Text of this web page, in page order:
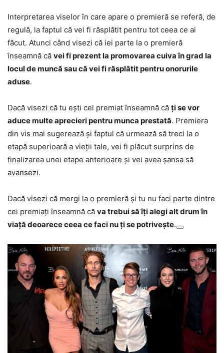
Interpretarea viselor în care apare o premieră se referă, de
regulă, la faptul că vei fi răsplătit pentru tot ceea ce ai
făcut. Atunci când visezi că iei parte la o premieră
înseamnă că vei fi prezent la promovarea cuiva în grad la
locul de muncă sau că vei fi răsplătit pentru onorurile
aduse.
Dacă visezi că tu ești cel premiat înseamnă că ți se vor
aduce multe aprecieri pentru munca prestată. Premiera
din vis mai sugerează și faptul că urmează să treci la o
etapă superioară a vieții tale, vei fi plăcut surprins de
finalizarea unei etape anterioare și vei avea șansa să
avansezi.
Dacă visezi că mergi la o premieră și tu nu faci parte dintre
cei premiați înseamnă că va trebui să îți alegi alt drum în
viață deoarece ceea ce faci nu ți se potrivește.